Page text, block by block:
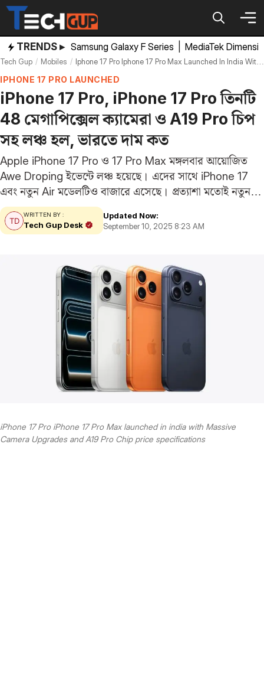
Skip
content
TRENDS ▸ Samsung Galaxy F Series MediaTek
Tech Gup Mobiles Iphone 17 Pro Iphone 17 Pro Max Launched In India With Massive Camera Upgrades And A19 Pro Chip Price Specifications
IPHONE 17 PRO LAUNCHED
iPhone 17 Pro, iPhone 17 Pro তিনটি
48 মেগাপিক্সেল ক্যামেরা ও A19 Pro চিপ
সহ লঞ্চ হল, ভারতে দাম কত
Apple iPhone 17 Pro ও 17 Pro Max মঙ্গলবার আয়োজিত
Awe Droping ইভেন্টে লঞ্চ হয়েছে। এদের সাথে iPhone 17
এবং নতুন Air মডেলটিও বাজারে এসেছে। প্রত্যাশা মতোই নতুন
iPhone 17 Pro সিরিজে পারফরম্যান্সের জন্য A19 Pro চিপ
ব্যবহার করা হয়েছে।…
WRITTEN BY :
Tech Gup Desk
Updated Now:
September 10, 2025 8:23 AM
iPhone 17 Pro iPhone 17 Pro Max launched in india with Massive
Camera Upgrades and A19 Pro Chip price specifications